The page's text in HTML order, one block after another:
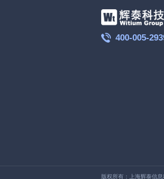
400-005-
版权所有：上海辉泰信息